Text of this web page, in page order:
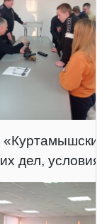
дел,